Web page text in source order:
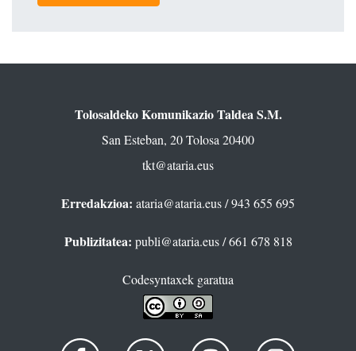
Tolosaldeko Komunikazio Taldea S.M.
San Esteban, 20 Tolosa 20400
tkt@ataria.eus
Erredakzioa: ataria@ataria.eus/ 943 655 695
Publizitatea: publi@ataria.eus/ 661 678 818
Codesyntaxek garatua